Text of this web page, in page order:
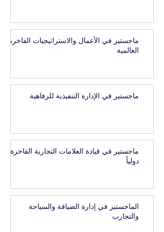
ماجستير في الأعمال والاستراتيجيات الفاخرة
العالمية
ماجستير في الإدارة التنفيذية للرفاهية
ماجستير في قيادة العلامات التجارية الفاخرة
دولياً
الماجستير في إدارة الضيافة والسياحة
والتجارب